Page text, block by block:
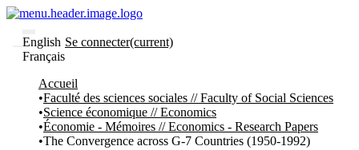
English
Français
Se connecter(current)
et collections
Parcourir
Statistiques
À
Accueil
Faculté des sciences sociales // Faculty of Social Sciences
Science économique // Economics
Économie - Mémoires // Economics - Research Papers
The Convergence across G-7 Countries (1950-1992)